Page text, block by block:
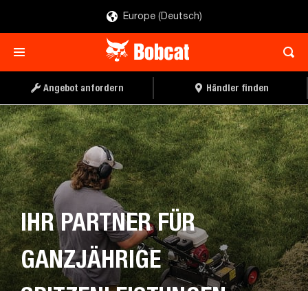
Europe (Deutsch)
Angebot anfordern Händler finden
IHR PARTNER FÜR
GANZJÄHRIGE
ANGEBOT ANFORDERN EINEN HÄNDLER FINDEN